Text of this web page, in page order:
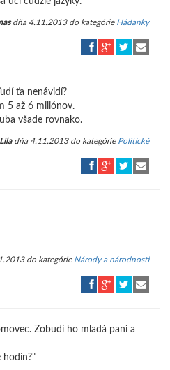
dňa 4.11.2013 do kategórie Hádanky
ťa nenávidí?
5 až 6 miliónov.
všade rovnako.
Liladňa 4.11.2013 do kategórie Politické
do kategórie Národy a národnosti
Zobudí ho mladá pani a
hodín?"